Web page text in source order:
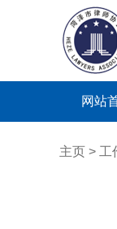
网站
主页 > 工